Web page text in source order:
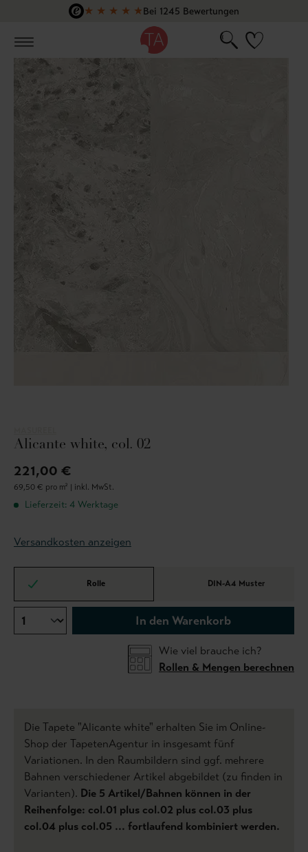
Zum Hauptinhalt springen
★ ★ ★ ★ ★Bei 1245 Bewertungen
Alicante white, col. 02
221,00 €
69,50 € pro m² | inkl. MwSt.
Lieferzeit: 4 Werktage
Versandkosten anzeigen
Rolle DIN-A4 Muster
In den Warenkorb
Wie viel brauche ich?
Rollen & Mengen berechnen
Die Tapete "Alicante white" erhalten Sie im Online-
Shop der TapetenAgentur in insgesamt fünf
Variationen. In den Raumbildern sind ggf. mehrere
Bahnen verschiedener Artikel abgebildet (zu finden in
Varianten). Die 5 Artikel/Bahnen können in der
Reihenfolge: col.01 plus col.02 plus col.03 plus
col.04 plus col.05 ... fortlaufend kombiniert werden.